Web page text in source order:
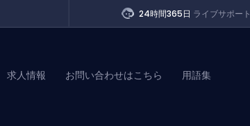
24時間365日 ライブサポート
求人情報 お問い合わせはこちら 用語集